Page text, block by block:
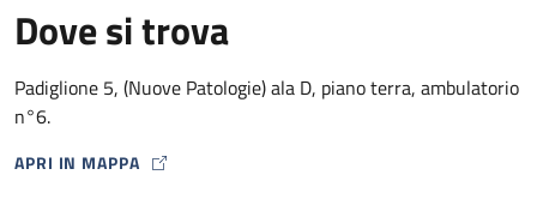
Dove si trova
Padiglione 5, (Nuove Patologie) ala D, piano terra, ambulatorio
n°6.
APRI IN MAPPA
MAP ICON